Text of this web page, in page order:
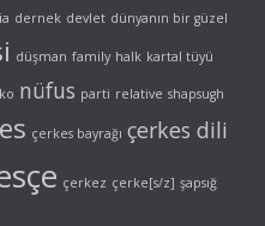
dernek devlet dünyanın bir güzel
düşman family halk kartal tüyü
nüfus parti relative shapsugh
çerkes bayrağı çerkes dili
çerkez çerke[s/z] şapsığ